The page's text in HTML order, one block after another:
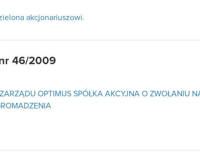
akcjonariuszowi.
46/2009
OPTIMUS SPÓŁKA AKCYJNA O ZWOŁANIU